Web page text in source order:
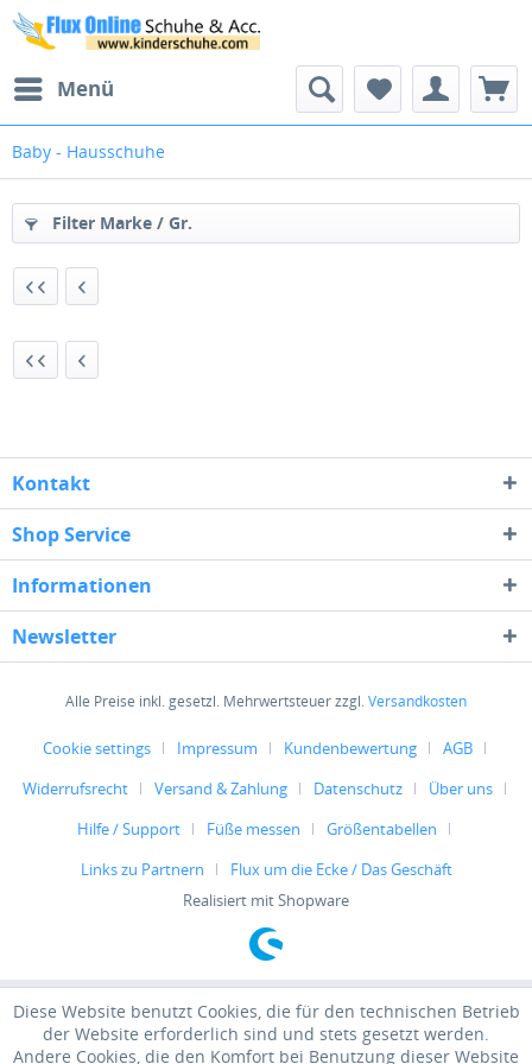
Menü
Baby - Hausschuhe
Filter Marke / Gr.
Kontakt
Shop Service
Informationen
Newsletter
Alle Preise inkl. gesetzl. Mehrwertsteuer zzgl.Versandkosten
Cookie settings Impressum Kundenbewertung
AGB
Widerrufsrecht
Versand & Zahlung Datenschutz
Über uns
Hilfe / Support
Füße messen
Größentabellen
Links zu Partnern
Flux um die Ecke / Das Geschäft
Realisiert mit Shopware
Diese Website benutzt Cookies, die für den technischen Betrieb
der Website erforderlich sind und stets gesetzt werden.
Andere Cookies, die den Komfort bei Benutzung dieser Website